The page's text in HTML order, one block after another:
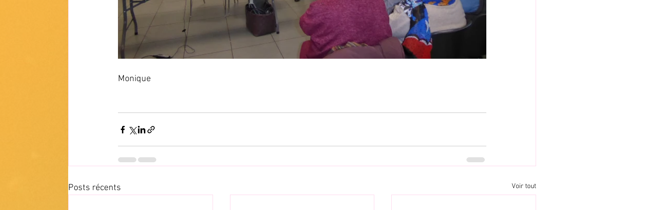
Monique
Posts récents Voir tout